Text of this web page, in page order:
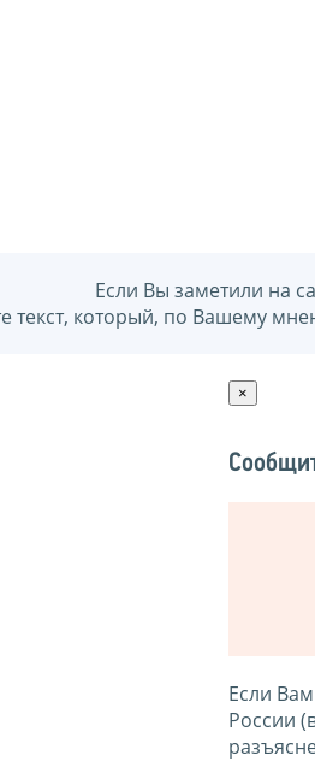
Если Вы заметили на
текст, который, по Вашему
×
Если
России